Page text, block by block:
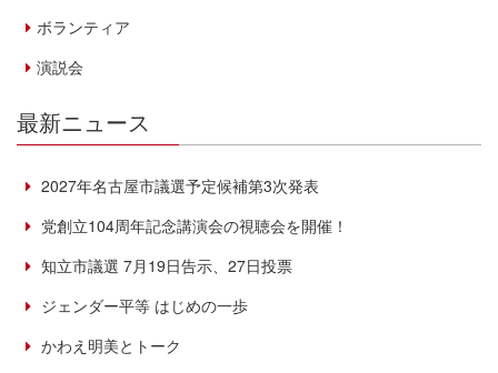
ボランティア
演説会
最新ニュース
2027年名古屋市議選予定候補第3次発表
党創立104周年記念講演会の視聴会を開催！
知立市議選 7月19日告示、27日投票
ジェンダー平等 はじめの一歩
かわえ明美とトーク